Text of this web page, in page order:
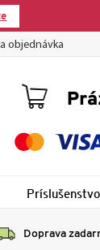
objednávka
Príslušenstvo
Doprava